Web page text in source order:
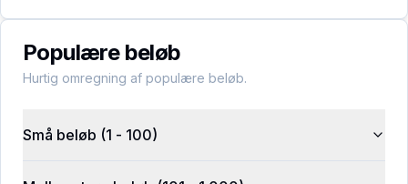
Populære beløb
Hurtig omregning af populære beløb.
Små beløb (1 - 100)